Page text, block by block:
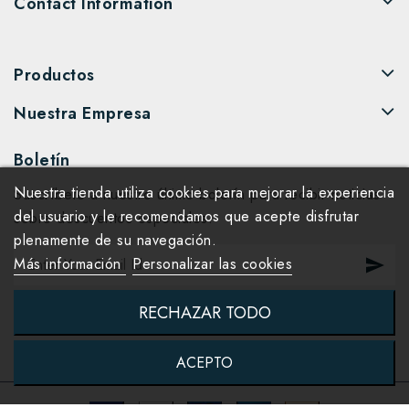
Productos
Nuestra Empresa
Boletín
Suscríbete a nuestro último boletín para recibir noticias
sobre descuentos especiales.
Nuestra tienda utiliza cookies para mejorar la experiencia
del usuario y le recomendamos que acepte disfrutar
plenamente de su navegación.
Más información Personalizar las cookies
RECHAZAR TODO
ACEPTO